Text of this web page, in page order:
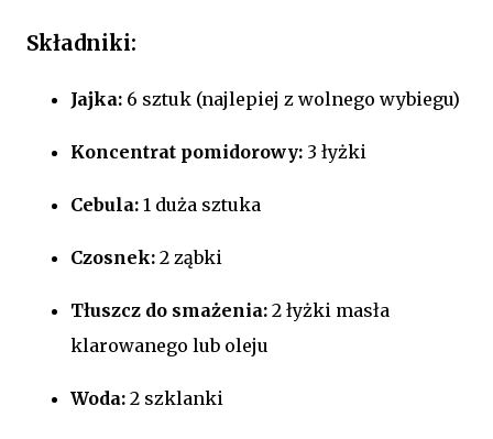
Składniki:
Jajka: 6 sztuk (najlepiej z wolnego wybiegu)
Koncentrat pomidorowy: 3 łyżki
Cebula: 1 duża sztuka
Czosnek: 2 ząbki
Tłuszcz do smażenia: 2 łyżki masła
klarowanego lub oleju
Woda: 2 szklanki